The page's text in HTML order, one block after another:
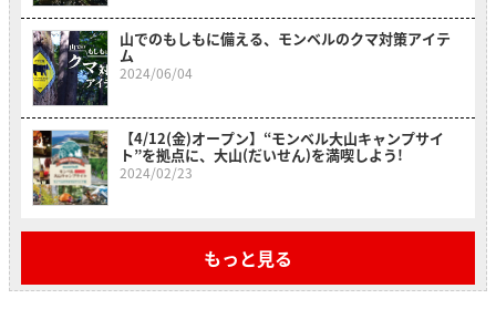
山でのもしもに備える、モンベルのクマ対策アイテ
ム
2024/06/04
【4/12(金)オープン】“モンベル大山キャンプサイ
ト”を拠点に、大山(だいせん)を満喫しよう!
2024/02/23
もっと見る